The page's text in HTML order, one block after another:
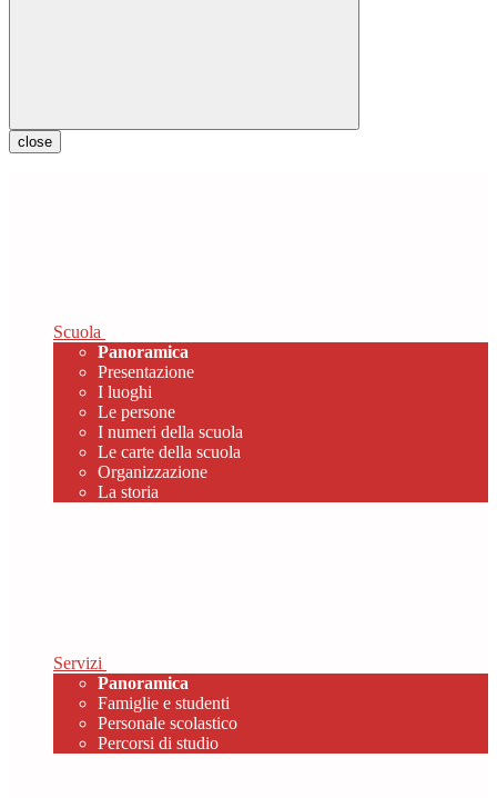
close
Scuola
Panoramica
Presentazione
I luoghi
Le persone
I numeri della scuola
Le carte della scuola
Organizzazione
La storia
Servizi
Panoramica
Famiglie e studenti
Personale scolastico
Percorsi di studio